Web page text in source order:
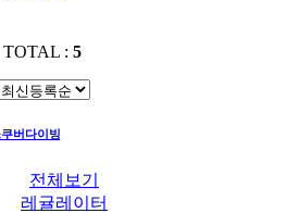
TOTAL : 5
쿠버다이빙
전체보기
레귤레이터